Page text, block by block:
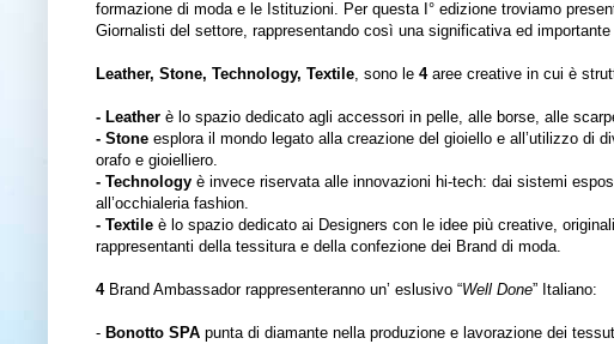
formazione di moda e le Istituzioni. Per questa I° edizione troviamo
Giornalisti del settore, rappresentando così una significativa ed
Leather, Stone, Technology, Textile, sono le 4aree creative in cui è
- Leather è lo spazio dedicato agli accessori in pelle, alle borse, alle
- Stone esplora il mondo legato alla creazione del gioiello e all’utilizzo di
orafo e gioielliero.
- Technology è invece riservata alle innovazioni hi-tech: dai sistemi
all’occhialeria fashion.
- Textile è lo spazio dedicato ai Designers con le idee più creative,
rappresentanti della tessitura e della confezione dei Brand di moda.
4Brand Ambassador rappresenteranno un’ eslusivo “Well Done” Italiano:
- Bonotto SPA punta di diamante nella produzione e lavorazione dei